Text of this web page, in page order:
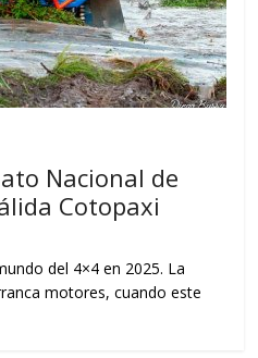
Nacional de
Cotopaxi
del 4×4 en 2025. La
motores, cuando este